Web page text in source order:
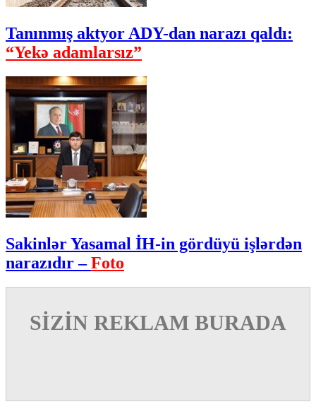
Tanınmış aktyor ADY-dan narazı qaldı:
“Yekə adamlarsız”
Sakinlər Yasamal İH-in gördüyü işlərdən
narazıdır –Foto
SİZİN REKLAM BURADA